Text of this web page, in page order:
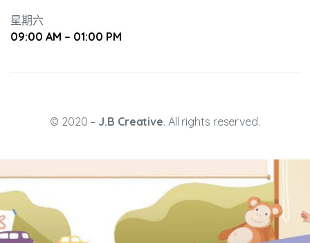
星期六
09:00 AM – 01:00 PM
© 2020 – J.B Creative. All rights reserved.